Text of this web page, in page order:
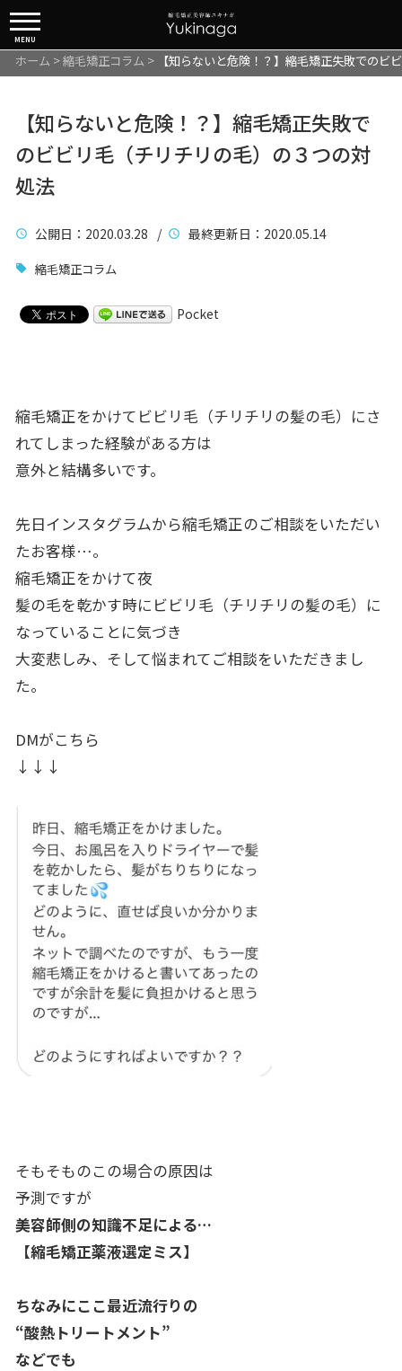
MENU
ホーム >縮毛矯正コラム > 【知らないと危険！？】縮毛矯正失敗でのビ
【知らないと危険！？】縮毛矯正失敗で
のビビリ毛（チリチリの毛）の３つの対
処法
公開日 ：2020.03.28 / 最終更新日 ：2020.05.14
縮毛矯正コラム
Pocket
縮毛矯正をかけてビビリ毛（チリチリの髪の毛） にさ
れてしまった経験がある方は
意外と結構多いです。
先日インスタグラムから縮毛矯正のご相談をいただい
たお客様…。
縮毛矯正をかけて夜
髪の毛を乾かす時にビビリ毛（チリチリの髪の毛） に
なっていることに気づき
大変悲しみ、そして悩まれてご相談をいただきまし
た。
DMがこちら
↓↓↓
そもそものこの場合の原因は
予測ですが
美容師側の知識不足による…
【縮毛矯正薬液選定ミス】
ちなみにここ最近流行りの
“酸熱トリートメント”
などでも